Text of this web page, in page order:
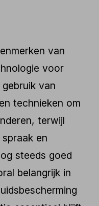
van
voor
van
technieken om
terwijl
en
steeds goed
belangrijk in